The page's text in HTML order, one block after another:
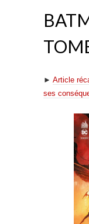
► Article
ses